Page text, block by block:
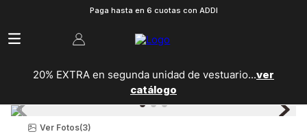
Paga hasta en 6 cuotas con ADDI
20% EXTRA en segunda unidad de vestuario...ver
catálogo
Ver Fotos(3)